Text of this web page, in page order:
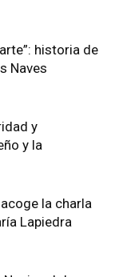
historia de
Naves
y
y la
la charla
Lapiedra